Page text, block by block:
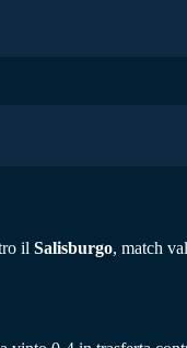
il Salisburgo, match